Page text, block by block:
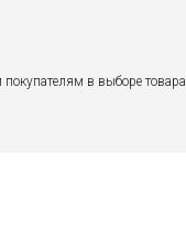
в выборе товара.